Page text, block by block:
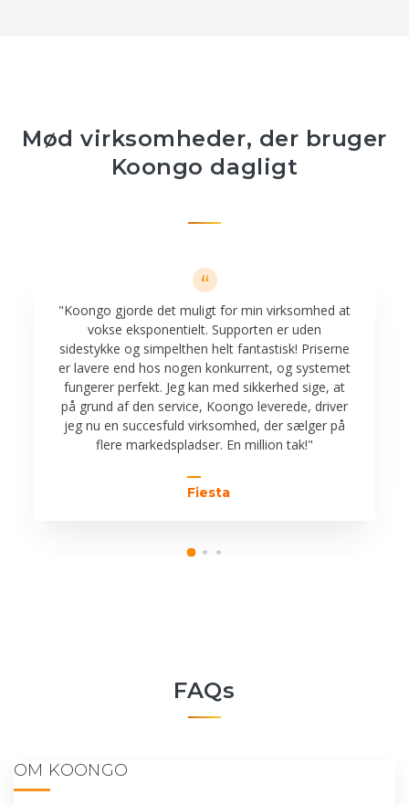
Mød virksomheder, der bruger
Koongo dagligt
"Koongo gjorde det muligt for min virksomhed at
vokse eksponentielt. Supporten er uden
sidestykke og simpelthen helt fantastisk! Priserne
er lavere end hos nogen konkurrent, og systemet
fungerer perfekt. Jeg kan med sikkerhed sige, at
på grund af den service, Koongo leverede, driver
jeg nu en succesfuld virksomhed, der sælger på
flere markedspladser. En million tak!"
Fiesta
FAQs
OM KOONGO